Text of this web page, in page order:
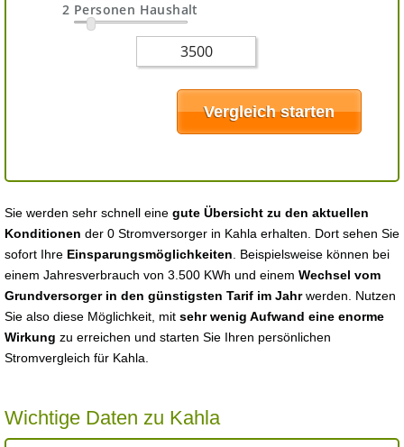
2 Personen Haushalt
Sie werden sehr schnell eine gute Übersicht zu den aktuellen
Konditionen der 0 Stromversorger in Kahla erhalten. Dort sehen Sie
sofort Ihre Einsparungsmöglichkeiten . Beispielsweise können bei
einem Jahresverbrauch von 3.500 KWh und einem Wechsel vom
Grundversorger in den günstigsten Tarif im Jahrwerden. Nutzen
Sie also diese Möglichkeit, mit sehr wenig Aufwand eine enorme
Wirkung zu erreichen und starten Sie Ihren persönlichen
Stromvergleich für Kahla.
Wichtige Daten zu Kahla